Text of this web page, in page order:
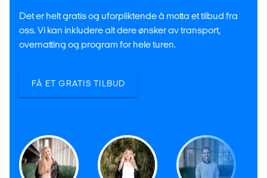
Det er helt gratis og uforpliktende å motta et tilbud fra
oss. Vi kan inkludere alt dere ønsker av transport,
overnatting og program for hele turen.
FÅ ET GRATIS TILBUD